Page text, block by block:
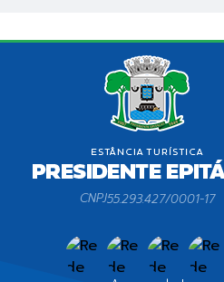
CNPJ55.293.427/0001-17